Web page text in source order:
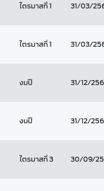
ไตรมาสที่ 1 31/03/
ไตรมาสที่ 1 31/03/
งบปี 31/12/
งบปี 31/12/
ไตรมาสที่ 3 30/09/